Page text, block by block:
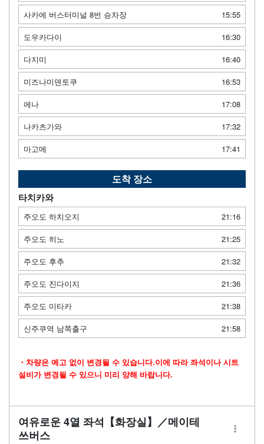
사카에 버스터미널 8번 승차장
15:55
도우카다이
16:30
다지미
16:40
미즈나미덴토쿠
16:53
에나
17:08
나카츠가와
17:32
마고메
17:41
도착 장소
타치카와
주오도 하치오지
21:16
주오도 히노
21:25
주오도 후추
21:32
주오도 진다이지
21:36
주오도 미타카
21:38
신주쿠역 남쪽출구
21:58
・차량은 예고 없이 변경될 수 있습니다.이에 따라 좌석이나 시트
설비가 변경될 수 있으니 미리 양해 바랍니다.
여유로운 4열 좌석【화장실】／메이테
쓰버스